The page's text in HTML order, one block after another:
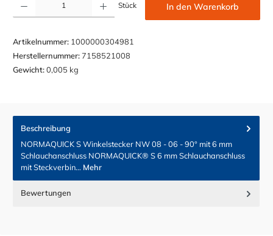
Stück In den Warenkorb
Artikelnummer: 1000000304981
Herstellernummer:7158521008
Gewicht:0,005 kg
Beschreibung
NORMAQUICK S Winkelstecker NW 08 - 06 - 90° mit 6 mm
Schlauchanschluss NORMAQUICK® S 6 mm Schlauchanschluss
mit Steckverbin… Mehr
Bewertungen